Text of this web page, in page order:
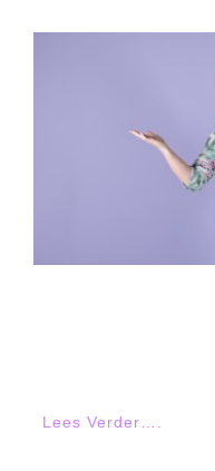
Lees Verder….